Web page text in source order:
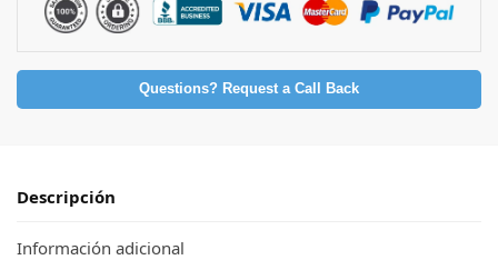
Questions? Request a Call Back
Descripción
Información adicional